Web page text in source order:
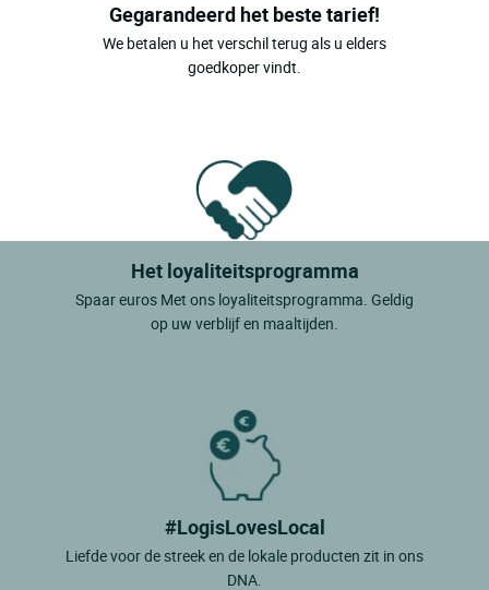
Gegarandeerd het beste tarief!
We betalen u het verschil terug als u elders
goedkoper vindt.
Het loyaliteitsprogramma
Spaar euros Met ons loyaliteitsprogramma. Geldig
op uw verblijf en maaltijden.
#LogisLovesLocal
Liefde voor de streek en de lokale producten zit in ons
DNA.